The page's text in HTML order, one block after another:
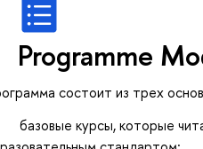
Programme
состоит из трех
курсы, которые